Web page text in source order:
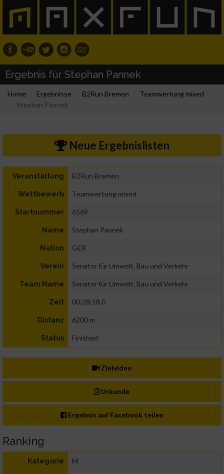
Ergebnis für Stephan Pannek
Home Ergebnisse B2Run Bremen
Teamwertung mixed
Stephan Pannek
Neue Ergebnislisten
Veranstaltung B2Run Bremen
Wettbewerb Teamwertung mixed
Startnummer 6569
Name Stephan Pannek
Nation GER
Verein Senator für Umwelt, Bau und Verkehr
Team Name Senator für Umwelt, Bau und Verkehr
Zeit 00:28:18.0
Distanz 6200 m
Status Finished
Zielvideo
Urkunde
Ergebnis auf Facebook teilen
Ranking
Kategorie M